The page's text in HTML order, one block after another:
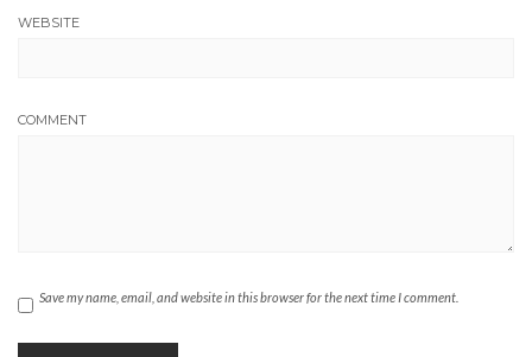
WEBSITE
COMMENT
Save my name, email, and website in this browser for the next time I comment.